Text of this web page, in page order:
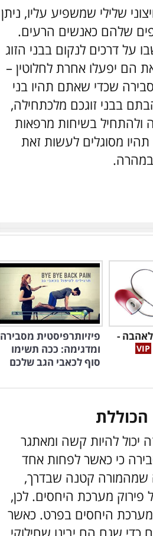
שלילי שמשפיע עליו, ניתן
שלהם כאנשים הרעים.
על דרכים לנקום בבני הזוג
הם יפעלו אחרת לחלוטין –
שכדי שאתם תהיו בני
בבני זוגכם מלכתחילה,
ולהתחיל בשיחות מרפאות
מסוגלים לעשות זאת
-
פיזיותרפיסטית מסבירה
ומדגימה: ככה תשימו
סוף לכאבי הגב שלכם
יכול להיות קשה ומאתגר
כי כאשר לפחות אחד
שמהמורה קטנה שבדרך,
מערכת היחסים. לכן,
היחסים בפרט. כאשר